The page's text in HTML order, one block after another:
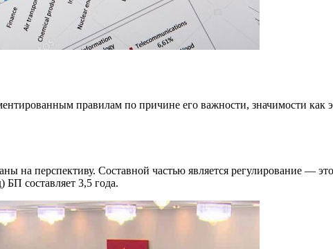
правилам по причине его важности, значимости как
на перспективу. Составной частью является регулирование —
составляет 3,5 года.